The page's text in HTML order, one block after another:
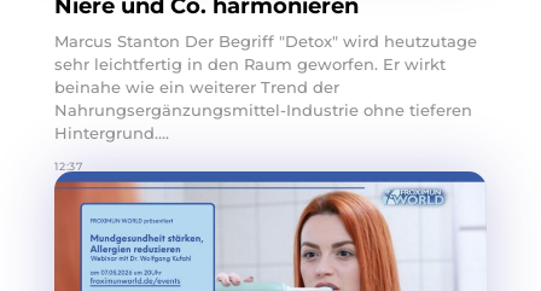
Niere und Co. harmonieren
Marcus Stanton Der Begriff "Detox" wird heutzutage
sehr leichtfertig in den Raum geworfen. Er wirkt
beinahe wie ein weiterer Trend der
Nahrungsergänzungsmittel-Industrie ohne tieferen
Hintergrund....
12:37